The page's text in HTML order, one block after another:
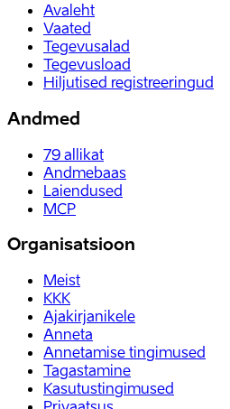
Avaleht
Vaated
Tegevusalad
Tegevusload
Hiljutised registreeringud
Andmed
79 allikat
Andmebaas
Laiendused
MCP
Organisatsioon
Meist
KKK
Ajakirjanikele
Anneta
Annetamise tingimused
Tagastamine
Kasutustingimused